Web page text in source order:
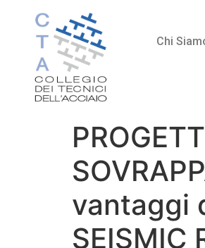
Chi
vantaggi
SEISMIC